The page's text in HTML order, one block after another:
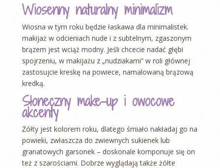
Wiosenny naturalny minimalizm
Wiosna w tym roku będzie łaskawa dla minimalistek.
makijaż w odcieniach nude i z subtelnym, zgaszonym
brązem jest wciąż modny. Jeśli chcecie nadać głębi
spojrzeniu, w makijażu z „nudziakami” w roli głównej
zastosujcie kreskę na powiece, namalowaną brązową
kredką.
Słoneczny make-up i owocowe
akcenty
Żółty jest kolorem roku, dlatego śmiało nakładaj go na
powieki, zwłaszcza do zwiewnych sukienek lub
granatowych garsonek – doskonale komponuje się on
też z szarościami. Dobrze wyglądają także żółte